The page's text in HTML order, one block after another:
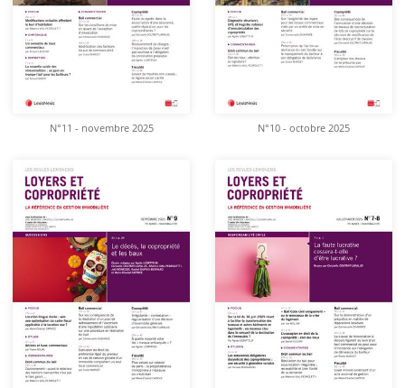
N°11 - novembre 2025 N°10 - octobre 2025